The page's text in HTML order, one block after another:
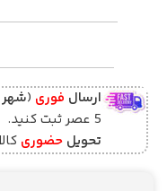
ارسال فوری (شهر
5 عصر ثبت کنید.
تحویل حضوری